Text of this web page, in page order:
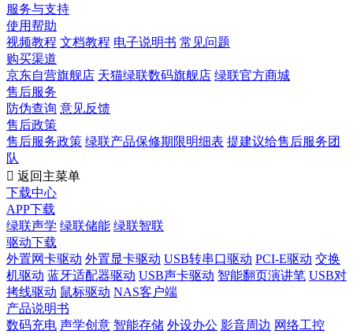
服务与支持
使用帮助
视频教程 文档教程 电子说明书 常见问题
购买渠道
京东自营旗舰店 天猫绿联数码旗舰店 绿联官方商城
售后服务
防伪查询 意见反馈
售后政策
售后服务政策 绿联产品保修期限明细表 提建议给售后服务团
队
 返回主菜单
下载中心
APP下载
绿联声学 绿联储能 绿联智联
驱动下载
外置网卡驱动 外置显卡驱动 USB转串口驱动 PCI-E驱动 交换
机驱动 蓝牙适配器驱动 USB声卡驱动 智能翻页演讲笔 USB对
拷线驱动 鼠标驱动 NAS客户端
产品说明书
数码充电 声学创意 智能存储 外设办公 影音周边 网络工控